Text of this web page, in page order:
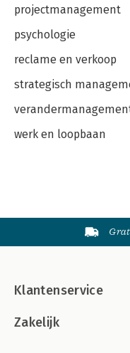
projectmanagement
psychologie
reclame en verkoop
strategisch
werk en loopbaan
Klantenservice
Zakelijk